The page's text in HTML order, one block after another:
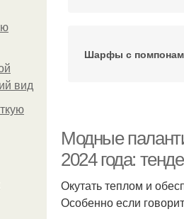
вид
Шарфы с
Узор для шарфа
Модные
2024 года:
Окутать теплом и
Особенно если